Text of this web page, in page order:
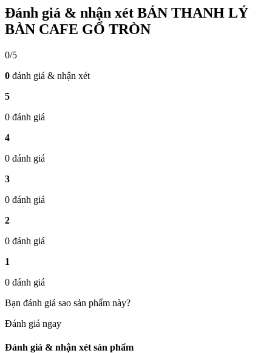
Đánh giá & nhận xét BÁN THANH LÝ
BÀN CAFE GỔ TRÒN
0/5
0 đánh giá & nhận xét
5
0 đánh giá
4
0 đánh giá
3
0 đánh giá
2
0 đánh giá
1
0 đánh giá
Bạn đánh giá sao sản phẩm này?
Đánh giá ngay
Đánh giá & nhận xét sản phẩm